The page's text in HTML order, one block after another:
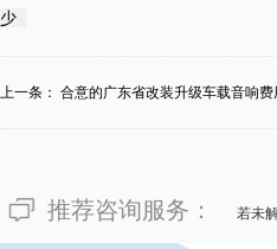
少
上一条： 合意的广东省改装升级车载音响
推荐咨询服务： 若未